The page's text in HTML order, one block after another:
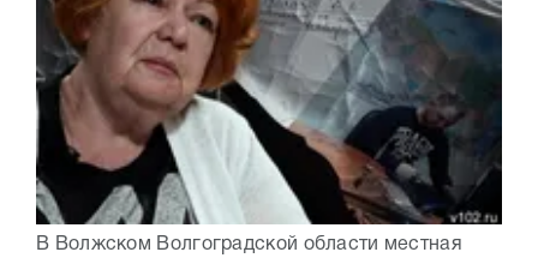
В Волжском Волгоградской области местная